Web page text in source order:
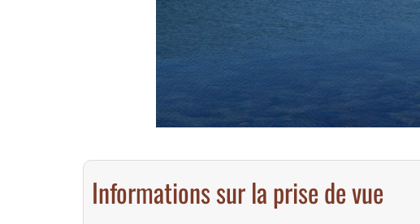
Informations sur la prise de vue